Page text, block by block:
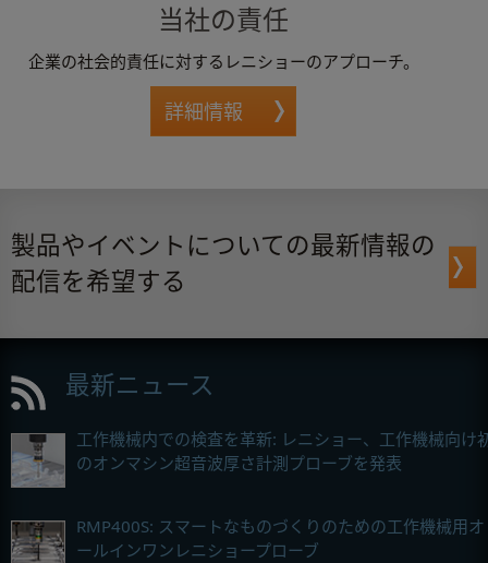
当社の責任
企業の社会的責任に対するレニショーのアプローチ。
詳細情報
製品やイベントについての最新情報の
配信を希望する
最新ニュース
工作機械内での検査を革新: レニショー、工作機械向け
のオンマシン超音波厚さ計測プローブを発表
RMP400S: スマートなものづくりのための工作機械用オ
ールインワンレニショープローブ